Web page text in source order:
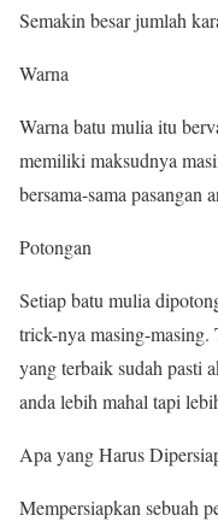
Semakin besar jumlah
Warna
Warna batu mulia itu
memiliki maksudnya
bersama-sama pasangan
Potongan
Setiap batu mulia
trick-nya masing-masing.
yang terbaik sudah pasti
anda lebih mahal tapi
Apa yang Harus
Mempersiapkan sebuah